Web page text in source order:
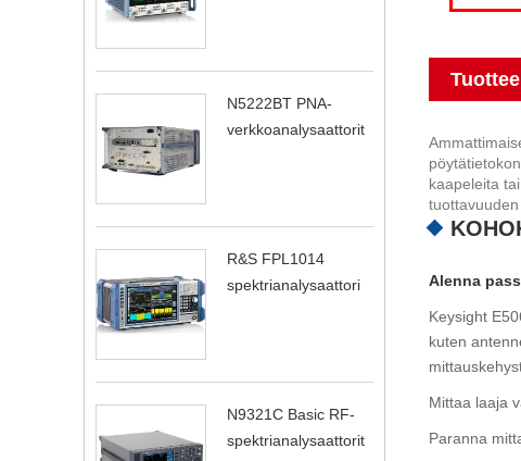
N5222BT PNA-
verkkoanalysaattorit
R&S FPL1014
spektrianalysaattori
N9321C Basic RF-
spektrianalysaattorit
kaapeleita
Alenna
Keysight
kuten
Mittaa laaja
Paranna